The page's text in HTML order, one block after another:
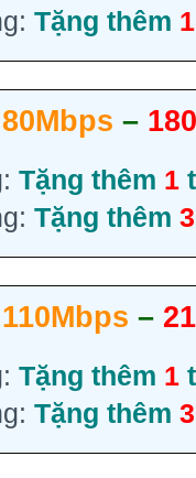
Tặng thêm 1
80Mbps –
Tặng thêm 1
Tặng thêm 3
110Mbps –
Tặng thêm 1
Tặng thêm 3